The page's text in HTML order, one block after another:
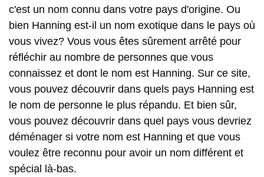
c'est un nom connu dans votre pays d'origine. Ou
bien Hanning est-il un nom exotique dans le pays où
vous vivez? Vous vous êtes sûrement arrêté pour
réfléchir au nombre de personnes que vous
connaissez et dont le nom est Hanning. Sur ce site,
vous pouvez découvrir dans quels pays Hanning est
le nom de personne le plus répandu. Et bien sûr,
vous pouvez découvrir dans quel pays vous devriez
déménager si votre nom est Hanning et que vous
voulez être reconnu pour avoir un nom différent et
spécial là-bas.